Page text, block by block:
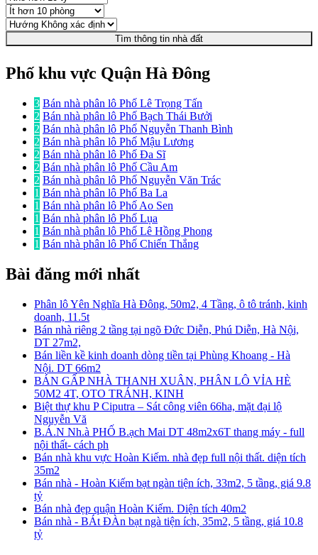
Tìm thông tin nhà đất
Phố khu vực Quận Hà Đông
3 Bán nhà phân lô Phố Lê Trọng Tấn
2 Bán nhà phân lô Phố Bạch Thái Bưởi
2 Bán nhà phân lô Phố Nguyễn Thanh Bình
2 Bán nhà phân lô Phố Mậu Lương
2 Bán nhà phân lô Phố Đa Sĩ
2 Bán nhà phân lô Phố Cầu Am
2 Bán nhà phân lô Phố Nguyễn Văn Trác
1 Bán nhà phân lô Phố Ba La
1 Bán nhà phân lô Phố Ao Sen
1 Bán nhà phân lô Phố Lụa
1 Bán nhà phân lô Phố Lê Hồng Phong
1 Bán nhà phân lô Phố Chiến Thắng
Bài đăng mới nhất
Phân lô Yên Nghĩa Hà Đông, 50m2, 4 Tầng, ô tô tránh, kinh
doanh, 11.5t
Bán nhà riêng 2 tầng tại ngõ Đức Diễn, Phú Diễn, Hà Nội,
DT 27m2,
Bán liền kề kinh doanh dòng tiền tại Phùng Khoang - Hà
Nội. DT 66m2
BÁN GẤP NHÀ THANH XUÂN, PHÂN LÔ VỈA HÈ
50M2 4T, OTO TRÁNH, KINH
Biệt thự khu P Ciputra – Sát công viên 66ha, mặt đại lộ
Nguyễn Vă
B.Á.N Nh.à PHỐ B.ạch Mai DT 48m2x6T thang máy - full
nội thất- cách ph
Bán nhà khu vực Hoàn Kiếm. nhà đẹp full nội thất. diện tích
35m2
Bán nhà - Hoàn Kiếm bạt ngàn tiện ích, 33m2, 5 tầng, giá 9.8
tỷ
Bán nhà đẹp quận Hoàn Kiếm. Diện tích 40m2
Bán nhà - BÁt ĐÀn bạt ngà tiện ích, 35m2, 5 tầng, giá 10.8
tỷ